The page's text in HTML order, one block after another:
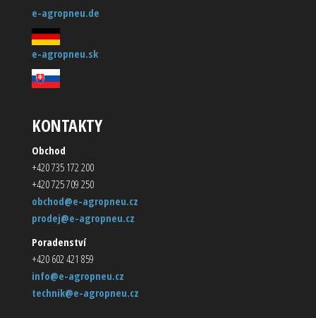
e-agropneu.de
e-agropneu.sk
KONTAKTY
Obchod
+420 735 172 200
+420 725 709 250
obchod@e-agropneu.cz
prodej@e-agropneu.cz
Poradenství
+420 602 421 859
info@e-agropneu.cz
technik@e-agropneu.cz